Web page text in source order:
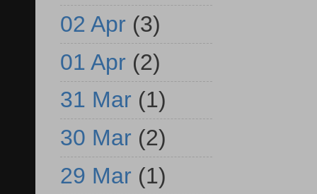
02 Apr (3)
01 Apr (2)
31 Mar (1)
30 Mar (2)
29 Mar (1)